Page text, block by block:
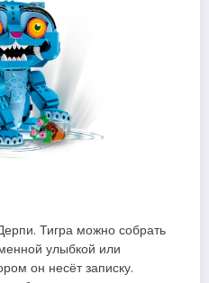
Тигра можно собрать
улыбкой или
он несёт записку.